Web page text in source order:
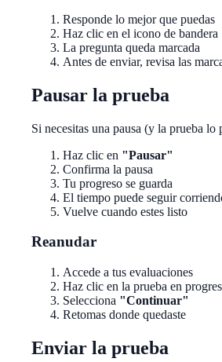
Responde lo mejor que puedas
Haz clic en el icono de bandera
La pregunta queda marcada
Antes de enviar, revisa las
Pausar la prueba
Si necesitas una pausa (y la prueba lo
Haz clic en "Pausar"
Confirma la pausa
Tu progreso se guarda
El tiempo puede seguir
Vuelve cuando estes listo
Reanudar
Accede a tus evaluaciones
Haz clic en la prueba en
Selecciona "Continuar"
Retomas donde quedaste
Enviar la prueba